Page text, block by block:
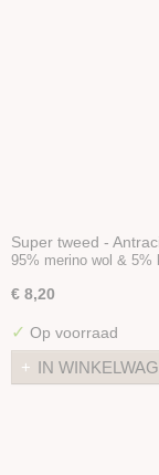
Super tweed -
95% merino wol &
€ 8,20
✓ Op voorraad
IN